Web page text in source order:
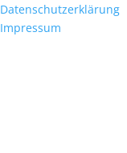
Datenschutzerklärung
Impressum